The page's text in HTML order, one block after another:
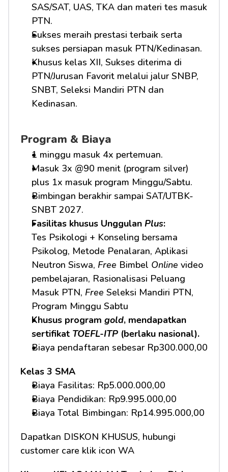
SAS/SAT, UAS, TKA dan materi tes masuk
PTN.
Sukses meraih prestasi terbaik serta
sukses persiapan masuk PTN/Kedinasan.
Khusus kelas XII, Sukses diterima di
PTN/Jurusan Favorit melalui jalur SNBP,
SNBT, Seleksi Mandiri PTN dan
Kedinasan.
Program & Biaya
1 minggu masuk 4x pertemuan.
Masuk 3x @90 menit (program silver)
plus 1x masuk program Minggu/Sabtu.
Bimbingan berakhir sampai SAT/UTBK-
SNBT 2027.
Fasilitas khusus Unggulan Plus:
Tes Psikologi + Konseling bersama
Psikolog, Metode Penalaran, Aplikasi
Neutron Siswa, Free Bimbel Online video
pembelajaran, Rasionalisasi Peluang
Masuk PTN, Free Seleksi Mandiri PTN,
Program Minggu Sabtu
Khusus program gold, mendapatkan
sertifikat TOEFL-ITP (berlaku nasional).
Biaya pendaftaran sebesar Rp300.000,00
Kelas 3 SMA
Biaya Fasilitas: Rp5.000.000,00
Biaya Pendidikan: Rp9.995.000,00
Biaya Total Bimbingan: Rp14.995.000,00
Dapatkan DISKON KHUSUS, hubungi
customer care klik icon WA